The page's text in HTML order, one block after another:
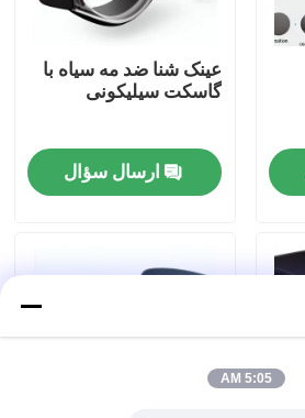
عینک شنا ضد مه سیاه با
گاسکت سیلیکونی
ارسال سؤال
5:05 AM